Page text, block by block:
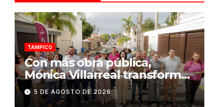
TAMPICO
Con más obra pública,
Mónica Villarreal transforma
la infraestructura vial de
Tampico
5 DE AGOSTO DE 2026